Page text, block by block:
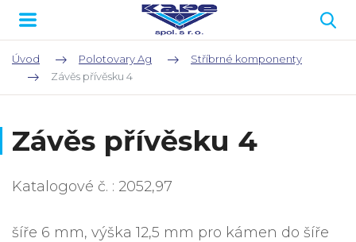
Úvod Polotovary Ag
Stříbrné komponenty
Závěs přívěsku 4
Závěs přívěsku 4
Katalogové č. : 2052,97
šíře 6 mm, výška 12,5 mm pro kámen do šíře